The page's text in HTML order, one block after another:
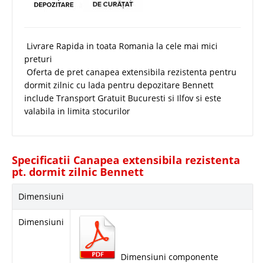
Livrare Rapida in toata Romania la cele mai mici
preturi
Oferta de pret canapea extensibila rezistenta pentru
dormit zilnic cu lada pentru depozitare Bennett
include Transport Gratuit Bucuresti si Ilfov si este
valabila in limita stocurilor
Specificatii Canapea extensibila rezistenta
pt. dormit zilnic Bennett
Dimensiuni
Dimensiuni
Dimensiuni componente